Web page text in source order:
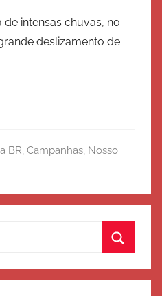
r
E
t
e
v
intensas chuvas, no
deslizamento de
BR Campanhas, Nosso